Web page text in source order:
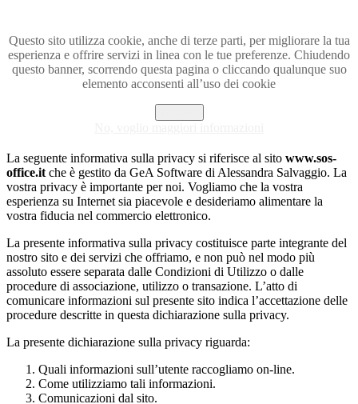
Questo sito utilizza cookie, anche di terze parti, per migliorare la tua
esperienza e offrire servizi in linea con le tue preferenze. Chiudendo
questo banner, scorrendo questa pagina o cliccando qualunque suo
elemento acconsenti all’uso dei cookie
Email
Informativa sulla privacy
Pubblicato: 17 Febbraio 2011
La seguente informativa sulla privacy si riferisce al sito www.sos-
office.it che è gestito da GeA Software di Alessandra Salvaggio. La
vostra privacy è importante per noi. Vogliamo che la vostra
esperienza su Internet sia piacevole e desideriamo alimentare la
vostra fiducia nel commercio elettronico.
La presente informativa sulla privacy costituisce parte integrante del
nostro sito e dei servizi che offriamo, e non può nel modo più
assoluto essere separata dalle Condizioni di Utilizzo o dalle
procedure di associazione, utilizzo o transazione. L’atto di
comunicare informazioni sul presente sito indica l’accettazione delle
procedure descritte in questa dichiarazione sulla privacy.
La presente dichiarazione sulla privacy riguarda:
Quali informazioni sull’utente raccogliamo on-line.
Come utilizziamo tali informazioni.
Comunicazioni dal sito.